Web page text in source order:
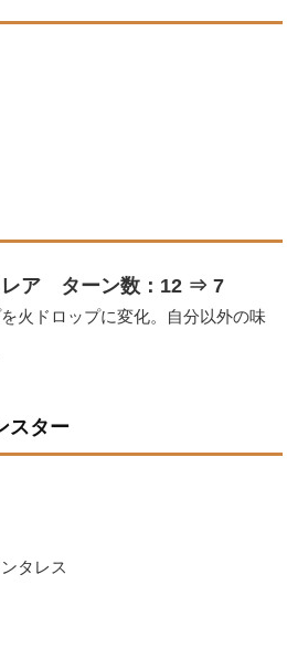
レア ターン数：12 ⇒ 7
火ドロップに変化。自分以外の味
スター
タレス